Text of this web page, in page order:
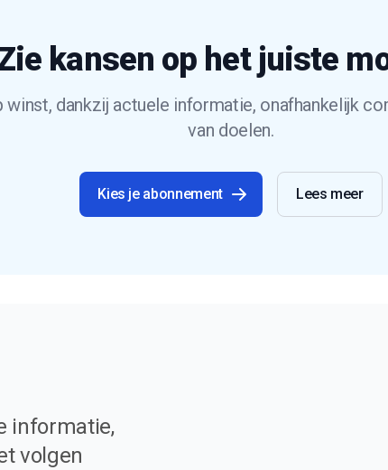
kansen op het juiste
winst, dankzij actuele informatie, onafhankelijk
van doelen.
Kies je abonnement Lees meer
informatie,
volgen